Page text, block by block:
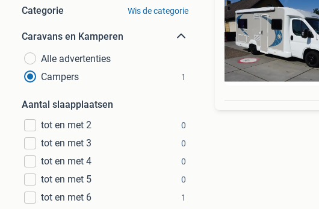
Categorie Wis de categorie
Caravans en Kamperen
Alle advertenties
Campers
1
Aantal slaapplaatsen
tot en met 2
0
tot en met 3 0
tot en met 4 0
tot en met 5 0
tot en met 6 1